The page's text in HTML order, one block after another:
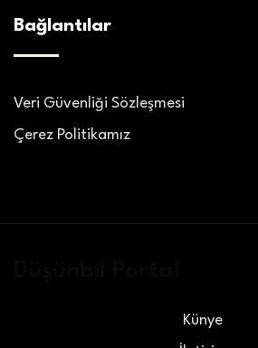
Bağlantılar
Veri Güvenliği Sözleşmesi
Çerez Politikamız
Künye